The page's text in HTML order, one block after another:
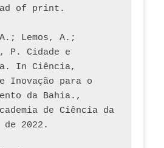
of print.
Lemos, A.;
P. Cidade e
In Ciência,
Inovação para o
da Bahia.,
de Ciência da
de 2022.